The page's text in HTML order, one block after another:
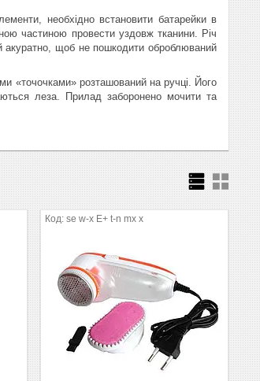
необхідно встановити батарейки в
частиною провести уздовж тканини. Річ
акуратно, щоб не пошкодити оброблюваний
«точочками» розташований на ручці. Його
леза. Прилад заборонено мочити та
se w-x Е+ t-n mx х